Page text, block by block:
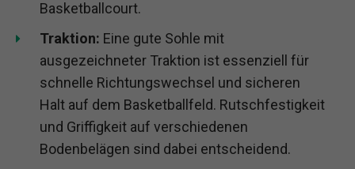
Basketballcourt.
Traktion: Eine gute Sohle mit
ausgezeichneter Traktion ist essenziell für
schnelle Richtungswechsel und sicheren
Halt auf dem Basketballfeld. Rutschfestigkeit
und Griffigkeit auf verschiedenen
Bodenbelägen sind dabei entscheidend.